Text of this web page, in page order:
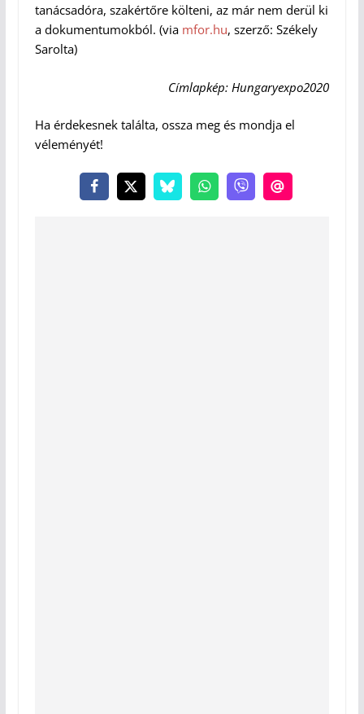
tanácsadóra, szakértőre költeni, az már nem derül ki
a dokumentumokból. (via mfor.hu, szerző: Székely
Sarolta)
Címlapkép: Hungaryexpo2020
Ha érdekesnek találta, ossza meg és mondja el
véleményét!